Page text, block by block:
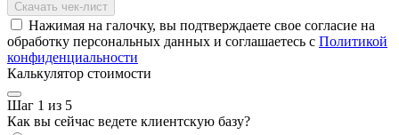
Скачать чек-лист
Нажимая на галочку, вы подтверждаете свое согласие на
обработку персональных данных и соглашаетесь с Политикой
конфиденциальности
Калькулятор стоимости
Шаг 1 из 5
Как вы сейчас ведете клиентскую базу?